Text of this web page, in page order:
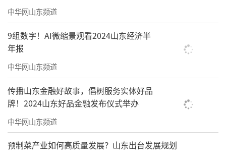
只能说，就当是周末短途游的交通费了，
不过当天7点出发，4点返程，所以要去青岛别
的地方玩还要抓紧时间。
中华网山东频道
9组数字！AI微缩景观看2024山东经济半
年报
中华网山东频道
传播山东金融好故事，倡树服务实体好品
牌！2024山东好品金融发布仪式举办
中华网山东频道
预制菜产业如何高质量发展？山东出台发展规划